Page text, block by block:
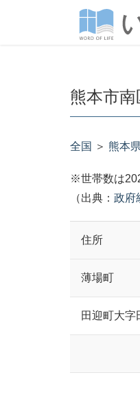
熊本市
全国 ＞ 熊本県
※世帯数は
（出典： 政府
住所
薄場町
田迎町大字